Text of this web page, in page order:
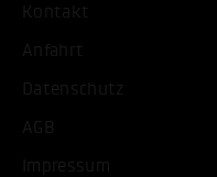
Kontakt
Anfahrt
Datenschutz
AGB
Impressum